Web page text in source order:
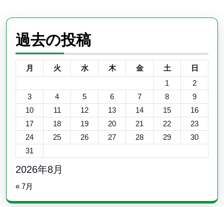
過去の投稿
2026年8月
月 火 水 木 金 土
日
1
2
3
4 5 6 7 8
9
10
11 12 13 14 15
16
17
18 19 20 21 22
23
24
25 26 27 28 29
30
31
« 7月